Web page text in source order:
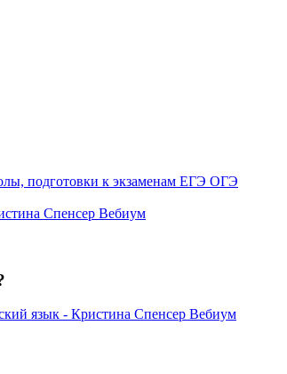
подготовки к экзаменам ЕГЭ ОГЭ
Спенсер Вебиум
язык - Кристина Спенсер Вебиум